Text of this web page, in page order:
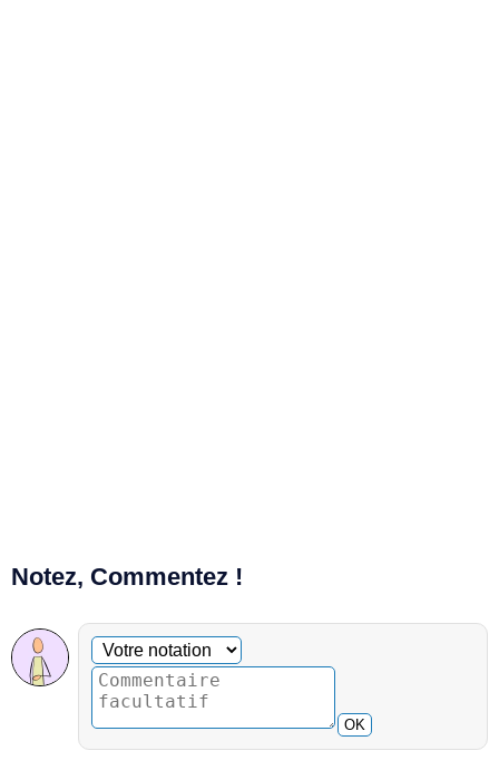
Notez, Commentez !
Commentaire facultatif
Votre notation
OK